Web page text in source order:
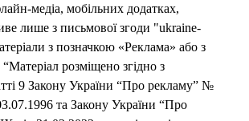
медіа, мобільних додатках,
лише з письмової згоди "ukraine-
з позначкою «Реклама» або з
розміщено згідно з
9 Закону України “Про рекламу” №
та Закону України “Про